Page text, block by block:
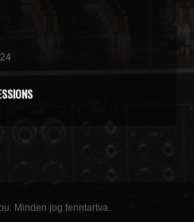
Minden jog fenntartva.